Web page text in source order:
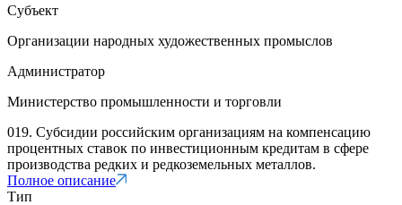
Субъект
Организации народных художественных промыслов
Администратор
Министерство промышленности и торговли
019. Субсидии российским организациям на компенсацию
процентных ставок по инвестиционным кредитам в сфере
производства редких и редкоземельных металлов.
Полное описание
Тип